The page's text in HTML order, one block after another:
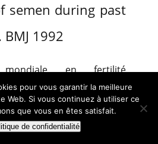
semen during past
1992
mondiale en fertilité
: kallistem obtient des
humains complets in-
pour vous garantir la meilleure
Web. Si vous continuez à utiliser ce
que vous en êtes satisfait.
de confidentialité